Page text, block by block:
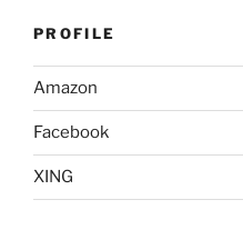
PROFILE
Amazon
Facebook
XING